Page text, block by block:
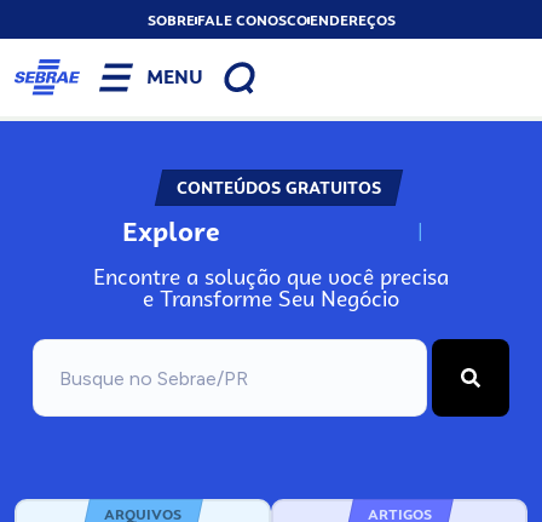
SOBREFALE CONOSCOENDEREÇOS
MENU
CONTEÚDOS GRATUITOS
Explore N
Encontre a solução que você precisa
e Transforme Seu Negócio
ARQUIVOS ARTIGOS